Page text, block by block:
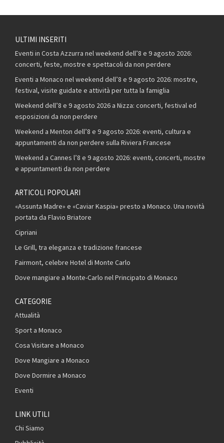
ULTIMI INSERITI
Eventi in Costa Azzurra nel weekend dell’8 e 9 agosto 2026:
concerti, feste, mostre e spettacoli da non perdere
Eventi a Monaco nel weekend dell’8 e 9 agosto 2026: mostre,
festival, visite guidate e attività per tutta la famiglia
Weekend dell’8 e 9 agosto 2026 a Nizza: concerti, festival ed
esposizioni da non perdere
Weekend a Menton dell’8 e 9 agosto 2026: eventi, cultura e
appuntamenti da non perdere sulla Riviera Francese
Weekend a Cannes l’8 e 9 agosto 2026: eventi, concerti, mostre
e appuntamenti da non perdere
ARTICOLI POPOLARI
«Assunta Madre» e «Caviar Kaspia» presto a Monaco. Una novità
portata da Flavio Briatore
Cipriani
Le Grill, tra eleganza e tradizione francese
Fairmont, celebre Hotel di Monte Carlo
Dove mangiare a Monte-Carlo nel Principato di Monaco
CATEGORIE
Attualità
Sport a Monaco
Cosa Visitare a Monaco
Dove Mangiare a Monaco
Dove Dormire a Monaco
Eventi
LINK UTILI
Chi Siamo